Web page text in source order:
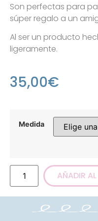
Son perfectas para
súper regalo a un
Al ser un producto
ligeramente.
35,00€
Medida
AÑADIR